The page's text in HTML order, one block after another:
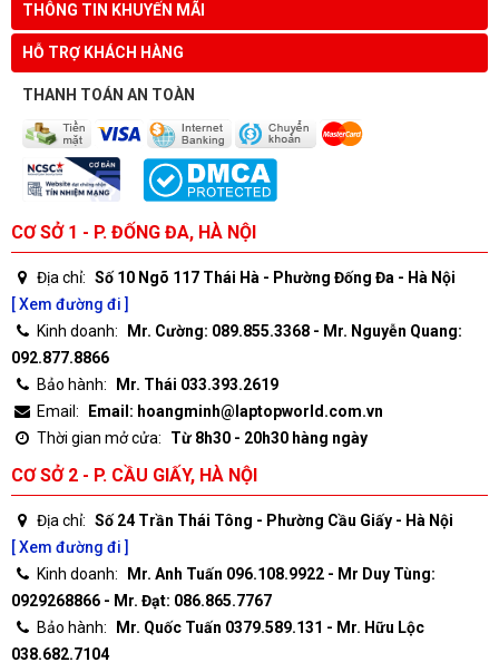
THÔNG TIN KHUYẾN MÃI
HỖ TRỢ KHÁCH HÀNG
THANH TOÁN AN TOÀN
CƠ SỞ 1 - P. ĐỐNG ĐA, HÀ NỘI
Địa chỉ: Số 10 Ngõ 117 Thái Hà - Phường Đống Đa - Hà Nội
[ Xem đường đi ]
Kinh doanh:
Mr. Cường: 089.855.3368 - Mr. Nguyễn Quang:
092.877.8866
Bảo hành:
Mr. Thái 033.393.2619
Email:
Email: hoangminh@laptopworld.com.vn
Thời gian mở cửa:
Từ 8h30 - 20h30 hàng ngày
CƠ SỞ 2 - P. CẦU GIẤY, HÀ NỘI
Địa chỉ: Số 24 Trần Thái Tông - Phường Cầu Giấy - Hà Nội
[ Xem đường đi ]
Kinh doanh:
Mr. Anh Tuấn 096.108.9922 - Mr Duy Tùng:
0929268866 - Mr. Đạt: 086.865.7767
Bảo hành:
Mr. Quốc Tuấn 0379.589.131 - Mr. Hữu Lộc
038.682.7104